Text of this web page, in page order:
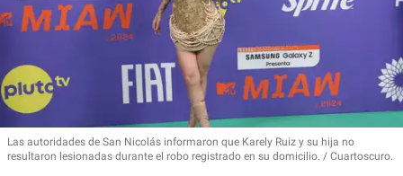
Las autoridades de San Nicolás informaron que Karely Ruiz y su hija no
resultaron lesionadas durante el robo registrado en su domicilio.
Cuartoscuro.